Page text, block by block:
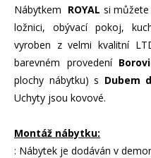
Nábytkem ROYAL si
ložnici, obývací pokoj,
vyroben z velmi kvalitní
barevném provedení
plochy nábytku) s Dubem
Uchyty jsou kovové.
Montáž nábytku:
: Nábytek je dodáván v